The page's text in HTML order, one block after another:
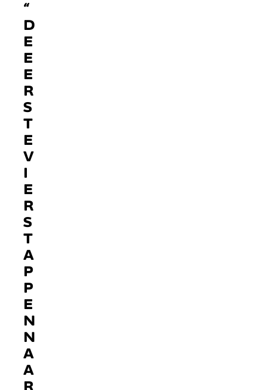
“
D
E
E
E
R
S
T
E
V
I
E
R
S
T
A
P
P
E
N
N
A
A
R